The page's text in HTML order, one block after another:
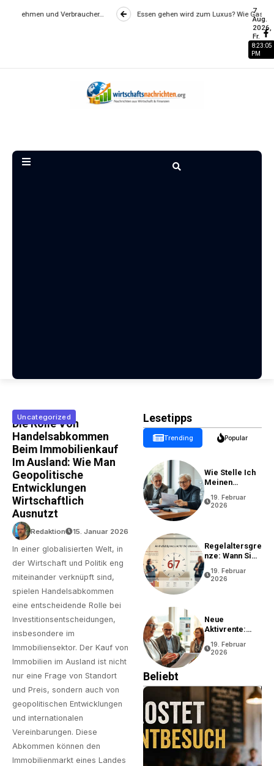
Essen gehen wird zum Luxus? Wie Gastronomiepreise 7
Aug.
2026,
Fr.
8:23:05
PM
Uncategorized
Die Rolle Von
Handelsabkommen
Beim Immobilienkauf
Im Ausland: Wie Man
Geopolitische
Entwicklungen
Wirtschaftlich
Ausnutzt
Redaktion 15. Januar 2026
In einer globalisierten Welt, in
der Wirtschaft und Politik eng
miteinander verknüpft sind,
spielen Handelsabkommen
eine entscheidende Rolle bei
Investitionsentscheidungen,
insbesondere im
Immobiliensektor. Der Kauf von
Immobilien im Ausland ist nicht
nur eine Frage von Standort
und Preis, sondern auch von
geopolitischen Entwicklungen
und internationalen
Vereinbarungen. Diese
Abkommen können den
Immobilienmarkt eines Landes
Lesetipps
Trending Popular
Wie Stelle Ich
Meinen
19. Februar
2026
Regelaltersgre
Nze: Wann Sie
Können
19. Februar
2026
Neue
Aktivrente:
Bedingungen
19. Februar
2026
Beliebt